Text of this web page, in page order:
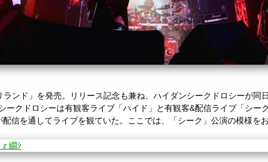
ランド」を発売。リリース記念も兼ね、ハイダンシークドロシーが同
ークドロシーは有観客ライブ「ハイド」と有観客&配信ライブ「シー
信を通してライブを観ていた。ここでは、「シーク」公演の模様をお